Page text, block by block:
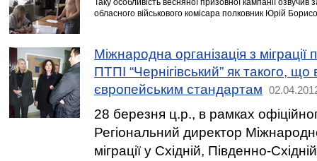
Таку особливість весняної призовної кампанії озвучив
обласного військового комісара полковник Юрій
Міжнародна організація з міграції
ПТПІ “Чернігівський” як такого, що
європейським стандартам
28 березня ц.р., в рамках
Регіональний директор
міграції у Східній, Південно-